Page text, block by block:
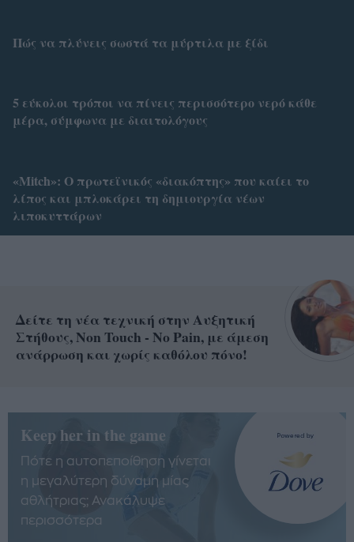
Πώς να πλύνεις σωστά τα μύρτιλα με ξίδι
5 εύκολοι τρόποι να πίνεις περισσότερο νερό κάθε
μέρα, σύμφωνα με διαιτολόγους
«Mitch»: Ο πρωτεϊνικός «διακόπτης» που καίει το
λίπος και μπλοκάρει τη δημιουργία νέων
λιποκυττάρων
Δείτε τη νέα τεχνική στην Αυξητική
Στήθους, Non Touch - No Pain, με άμεση
ανάρρωση και χωρίς καθόλου πόνο!
Keep her in the game
Πότε η αυτοπεποίθηση γίνεται
η μεγαλύτερη δύναμη μίας
αθλήτριας; Ανακάλυψε
περισσότερα